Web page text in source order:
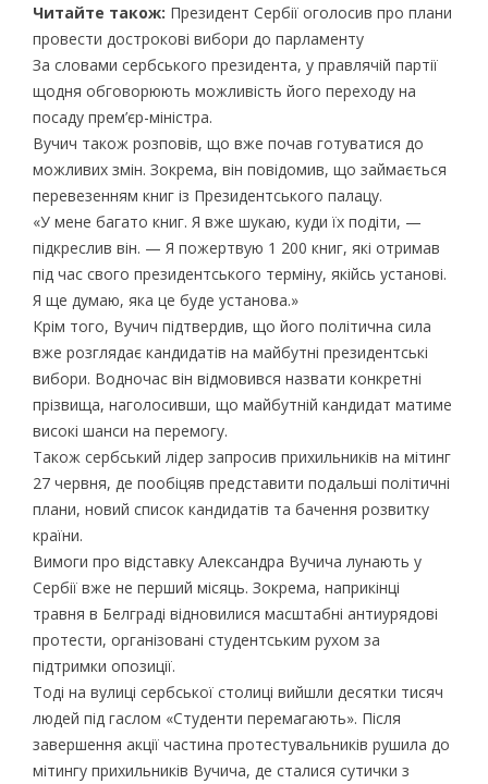
Читайте також: Президент Сербії оголосив про плани
провести дострокові вибори до парламенту
За словами сербського президента, у правлячій партії
щодня обговорюють можливість його переходу на
посаду прем’єр-міністра.
Вучич також розповів, що вже почав готуватися до
можливих змін. Зокрема, він повідомив, що займається
перевезенням книг із Президентського палацу.
«У мене багато книг. Я вже шукаю, куди їх подіти, —
підкреслив він. — Я пожертвую 1 200 книг, які отримав
під час свого президентського терміну, якійсь установі.
Я ще думаю, яка це буде установа.»
Крім того, Вучич підтвердив, що його політична сила
вже розглядає кандидатів на майбутні президентські
вибори. Водночас він відмовився назвати конкретні
прізвища, наголосивши, що майбутній кандидат матиме
високі шанси на перемогу.
Також сербський лідер запросив прихильників на мітинг
27 червня, де пообіцяв представити подальші політичні
плани, новий список кандидатів та бачення розвитку
країни.
Вимоги про відставку Александра Вучича лунають у
Сербії вже не перший місяць. Зокрема, наприкінці
травня в Белграді відновилися масштабні антиурядові
протести, організовані студентським рухом за
підтримки опозиції.
Тоді на вулиці сербської столиці вийшли десятки тисяч
людей під гаслом «Студенти перемагають». Після
завершення акції частина протестувальників рушила до
мітингу прихильників Вучича, де сталися сутички з